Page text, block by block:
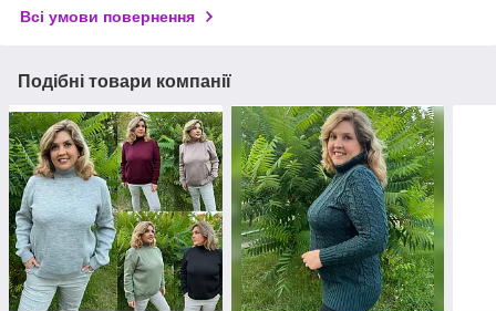
Всі умови повернення
Подібні товари компанії